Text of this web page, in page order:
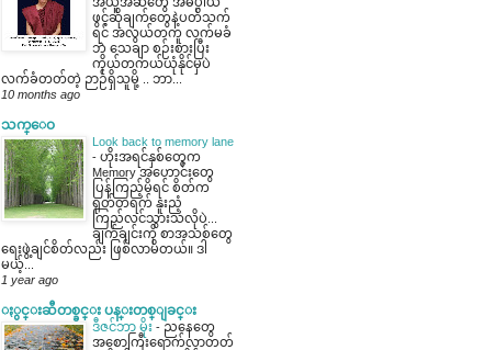
ဖွင့်ဆိုချက်တွေနဲ့ပတ်သက်
ရင် အလွယ်တကူ လက်မခံ
ဘဲ သေချာ စဉ်းစားပြီး
ကိုယ်တကယ်ယုံနိုင်မှပဲ
လက်ခံတတ်တဲ့ ဉာဉ်ရှိသူမို့ .. ဘာ...
10 months ago
သက္ေဝ
Look back to memory lane
- ဟိုးအရင်နှစ်တွေက
Memory အဟောင်းတွေ
ပြန်ကြည့်မိရင် စိတ်က
ရုတ်တရက် နူးညံ့
ကြည်လင်သွားသလိုပဲ...
ချက်ချင်းကို စာအသစ်တွေ
ရေးဖွဲ့ချင်စိတ်လည်း ဖြစ်လာမိတယ်။ ဒါ
မယ့်...
1 year ago
ႏွင္းဆီတစ္ခင္း ပန္းတစ္ျခင္း
ဒီဇင်ဘာ မိုး - ညနေတွေ
အစောကြီးရောက်လာတတ်